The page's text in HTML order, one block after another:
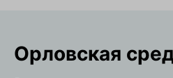
Орловская